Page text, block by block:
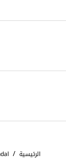
الرئيسية /